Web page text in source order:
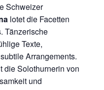
Schweizer
lotet die Facetten
Tänzerische
Texte,
Arrangements.
die Solothurnerin von
und